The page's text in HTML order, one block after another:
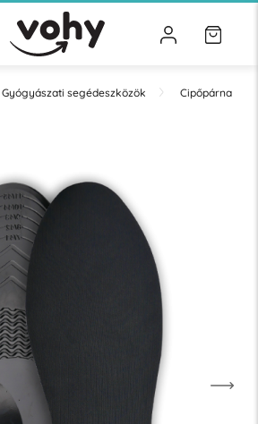
Gyógyászati segédeszközök Cipőpárna